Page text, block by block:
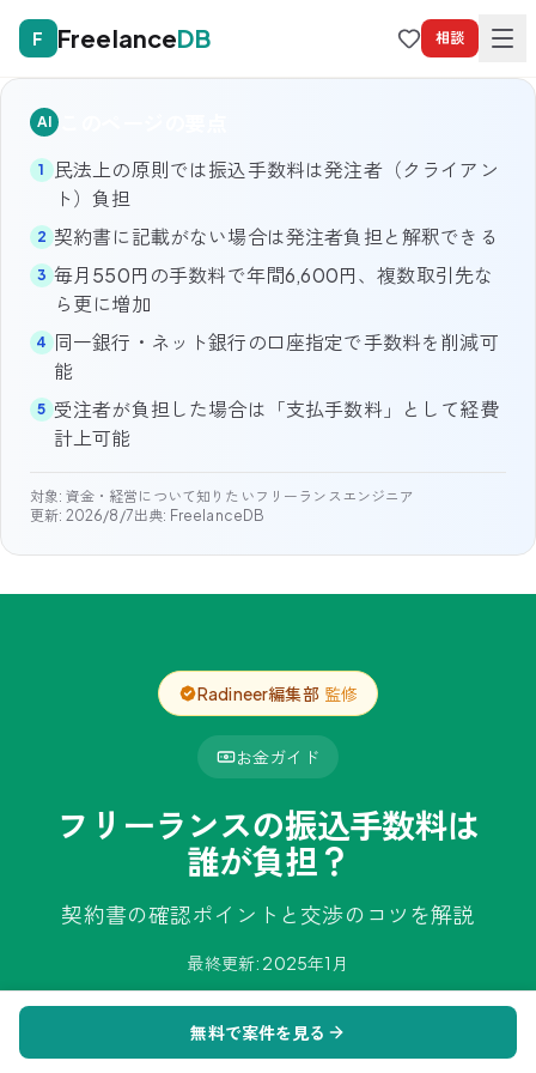
F FreelanceDB 相談
AI
1
民法上の原則では振込手数料は発注者（クライアン
ト）負担
2 契約書に記載がない場合は発注者負担と解釈できる
3 毎月550円の手数料で年間6,600円、複数取引先な
ら更に増加
4 同一銀行・ネット銀行の口座指定で手数料を削減可
能
5 受注者が負担した場合は「支払手数料」として経費
計上可能
対象: 資金・経営について知りたいフリーランスエンジニア
更新: 2026/8/7出典: FreelanceDB
Radineer編集部 監修
お金ガイド
フリーランスの振込手数料は
誰が負担？
契約書の確認ポイントと交渉のコツを解説
最終更新: 2025年1月
無料で案件を見る